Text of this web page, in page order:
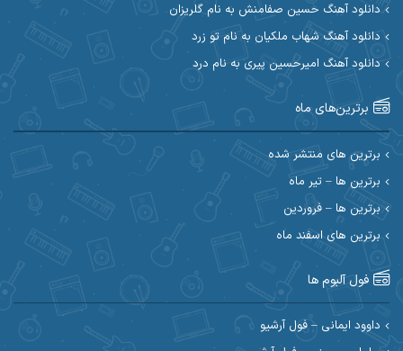
ابی حسینی
احسان آیینفر
احسان امیدوار
احسان حیدری احسان دریادل
احسان رمضانی احسان علیانی
احسان کریمی احسان کمری
احسان مرادیان احمد اسلامی
احمد بیرانوند
دانلود آهنگ حسین صفامنش به نام گلریزان
دانلود آهنگ شهاب ملکیان به نام تو زرد
دانلود آهنگ امیرحسین پیری به نام درد
برترین‌های ماه
برترین های منتشر شده
برترین ها – تیر ماه
برترین ها – فروردین
برترین های اسفند ماه
فول آلبوم ها
داوود ایمانی – فول آرشیو